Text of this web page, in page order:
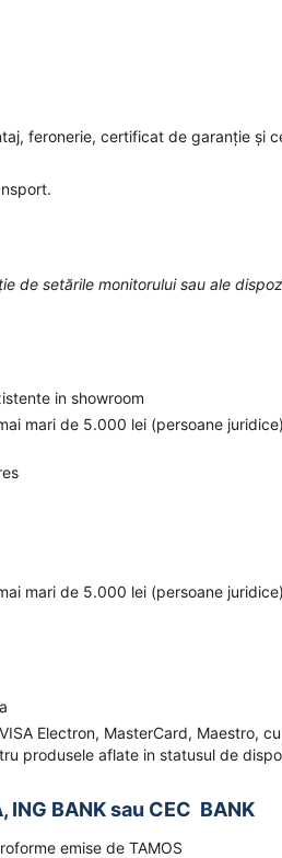
feronerie, certificat de garanție și
de setările monitorului sau ale
in showroom
mari de 5.000 lei (persoane
mari de 5.000 lei (persoane
Electron, MasterCard, Maestro,
produsele aflate in statusul de
ING BANK sau CEC BANK
emise de TAMOS